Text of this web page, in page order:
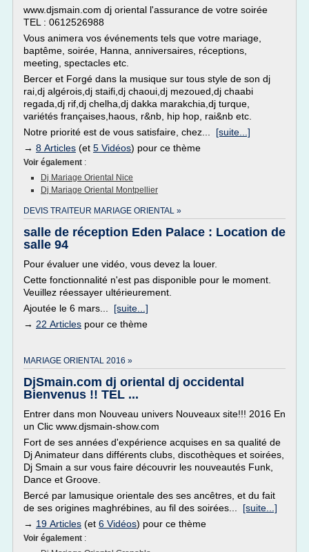
www.djsmain.com dj oriental l'assurance de votre soirée
TEL : 0612526988
Vous animera vos événements tels que votre mariage,
baptême, soirée, Hanna, anniversaires, réceptions,
meeting, spectacles etc.
Bercer et Forgé dans la musique sur tous style de son dj
rai,dj algérois,dj staifi,dj chaoui,dj mezoued,dj chaabi
regada,dj rif,dj chelha,dj dakka marakchia,dj turque,
variétés françaises,haous, r&nb, hip hop, rai&nb etc.
Notre priorité est de vous satisfaire, chez... [suite...]
→ 8 Articles (et 5 Vidéos) pour ce thème
Voir également :
Dj Mariage Oriental Nice
Dj Mariage Oriental Montpellier
DEVIS TRAITEUR MARIAGE ORIENTAL »
salle de réception Eden Palace : Location de
salle 94
Pour évaluer une vidéo, vous devez la louer.
Cette fonctionnalité n'est pas disponible pour le moment.
Veuillez réessayer ultérieurement.
Ajoutée le 6 mars... [suite...]
→ 22 Articles pour ce thème
MARIAGE ORIENTAL 2016 »
DjSmain.com dj oriental dj occidental
Bienvenus !! TEL ...
Entrer dans mon Nouveau univers Nouveaux site!!! 2016 En
un Clic www.djsmain-show.com
Fort de ses années d'expérience acquises en sa qualité de
Dj Animateur dans différents clubs, discothèques et soirées,
Dj Smain a sur vous faire découvrir les nouveautés Funk,
Dance et Groove.
Bercé par lamusique orientale des ses ancêtres, et du fait
de ses origines maghrébines, au fil des soirées... [suite...]
→ 19 Articles (et 6 Vidéos) pour ce thème
Voir également :